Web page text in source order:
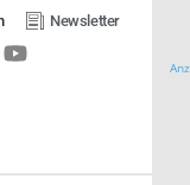
Newsletter